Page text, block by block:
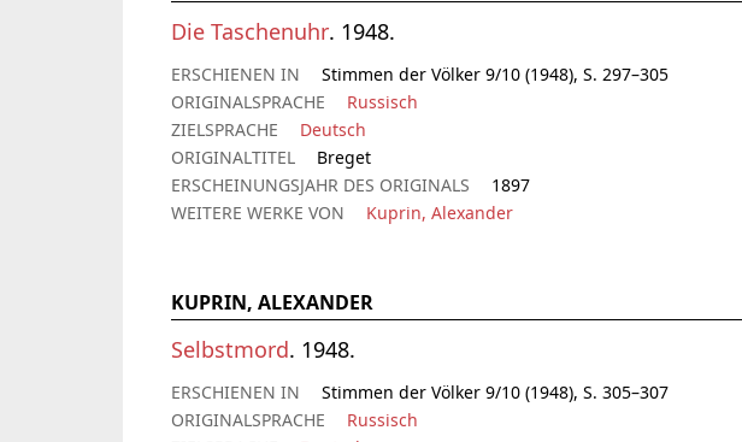
Die Taschenuhr. 1948.
ERSCHIENEN IN
Stimmen der Völker 9/10 (1948), S. 297–305
ORIGINALSPRACHE
Russisch
ZIELSPRACHE
Deutsch
ORIGINALTITEL
Breget
ERSCHEINUNGSJAHR DES ORIGINALS
1897
WEITERE WERKE VON
Kuprin, Alexander
KUPRIN, ALEXANDER
Selbstmord. 1948.
ERSCHIENEN IN
Stimmen der Völker 9/10 (1948), S. 305–307
ORIGINALSPRACHE
Russisch